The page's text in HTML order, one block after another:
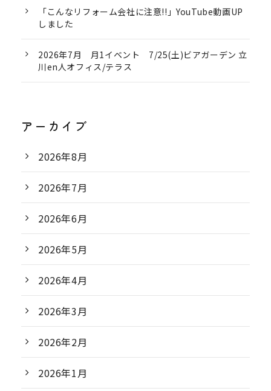
「こんなリフォーム会社に注意!!」YouTube動画UP
しました
2026年7月 月1イベント 7/25(土)ビアガーデン 立
川en人オフィス/テラス
アーカイブ
2026年8月
2026年7月
2026年6月
2026年5月
2026年4月
2026年3月
2026年2月
2026年1月